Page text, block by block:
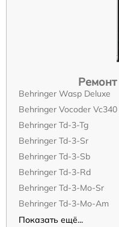
Ремонт
Behringer Wasp Deluxe
Behringer Vocoder Vc340
Behringer Td-3-Tg
Behringer Td-3-Sr
Behringer Td-3-Sb
Behringer Td-3-Rd
Behringer Td-3-Mo-Sr
Behringer Td-3-Mo-Am
Показать ещё...